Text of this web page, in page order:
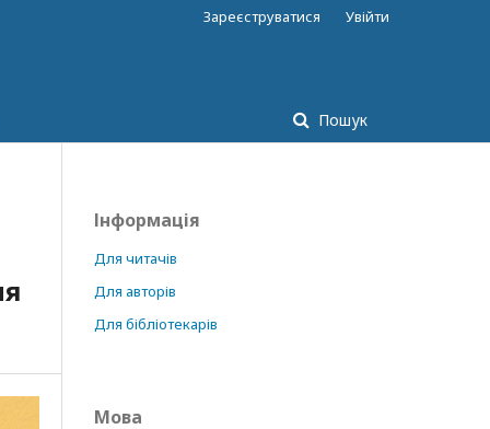
Пошук
Зареєструватися Увійти
Інформація
Для читачів
Для авторів
Для бібліотекарів
Мова